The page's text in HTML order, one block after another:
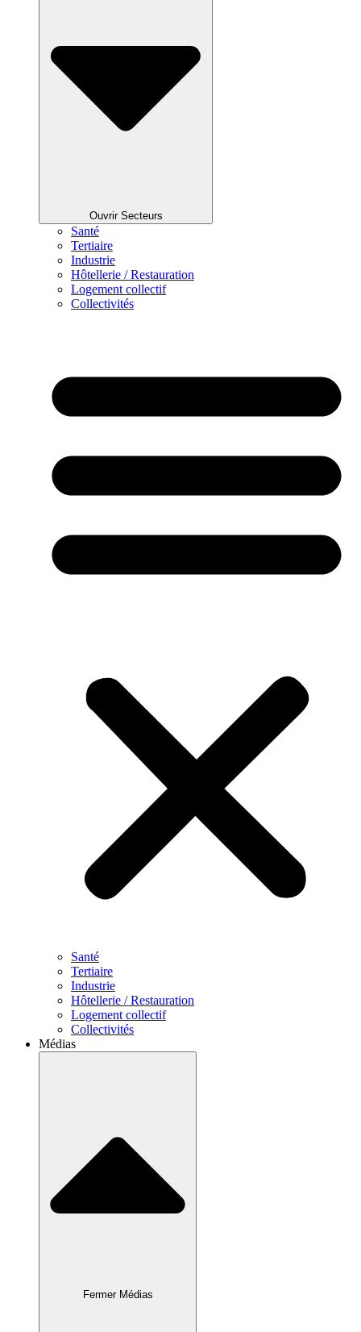
Ouvrir Secteurs
Santé
Tertiaire
Industrie
Hôtellerie / Restauration
Logement collectif
Collectivités
Santé
Tertiaire
Industrie
Hôtellerie / Restauration
Logement collectif
Collectivités
Médias
Fermer Médias